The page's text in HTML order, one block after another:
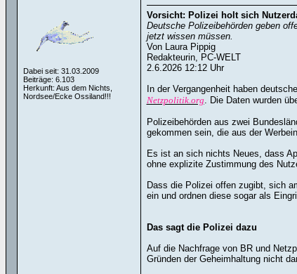
Dabei seit: 31.03.2009
Beiträge: 6.103
Herkunft: Aus dem Nichts,
Nordsee/Ecke Ossiland!!!
Vorsicht: Polizei holt sich
Deutsche Polizeibehörden geben
jetzt wissen müssen.
Von Laura Pippig
Redakteurin, PC-WELT
2.6.2026 12:12 Uhr
In der Vergangenheit haben
Netzpolitik.org. Die Daten wurden
Polizeibehörden aus zwei
gekommen sein, die aus der
Es ist an sich nichts Neues, dass
ohne explizite Zustimmung des
Dass die Polizei offen zugibt, sich
ein und ordnen diese sogar als
Das sagt die Polizei dazu
Auf die Nachfrage von BR und
Gründen der Geheimhaltung nicht